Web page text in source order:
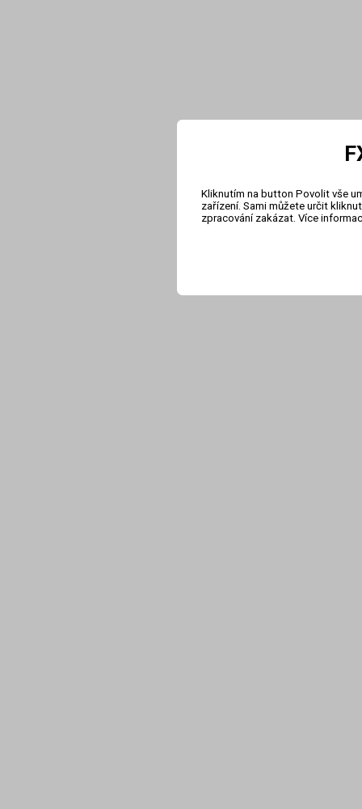
Kliknutím na button Povolit vše
zařízení. Sami můžete určit
zpracování zakázat. Více